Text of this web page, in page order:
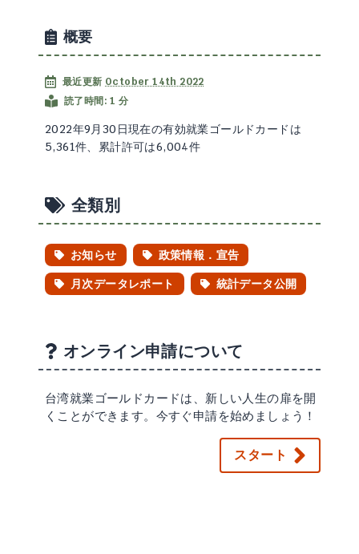
概要
最近更新 October 14th 2022
読了時間: 1 分
2022年9月30日現在の有効就業ゴールドカードは
5,361件、累計許可は6,004件
全類別
お知らせ
政策情報．宣告
月次データレポート
統計データ公開
オンライン申請について
台湾就業ゴールドカードは、新しい人生の扉を開
くことができます。今すぐ申請を始めましょう！
スタート